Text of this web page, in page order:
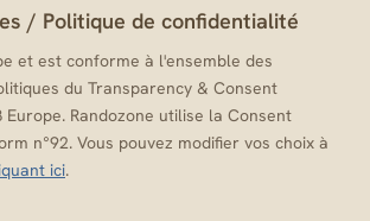
/ Politique de confidentialité
et est conforme à l'ensemble des
du Transparency & Consent
Europe. Randozone utilise la Consent
n°92. Vous pouvez modifier vos choix à
ici.